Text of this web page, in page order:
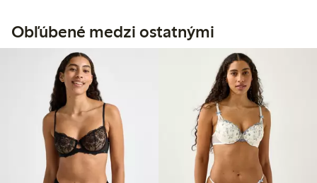
Obľúbené medzi ostatnými